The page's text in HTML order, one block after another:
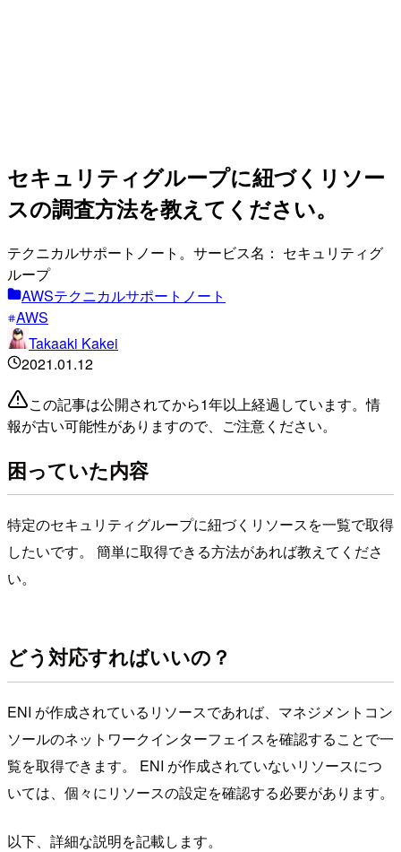
セキュリティグループに紐づくリソー
スの調査方法を教えてください。
テクニカルサポートノート。サービス名： セキュリティグ
ループ
AWSテクニカルサポートノート
AWS
Takaaki Kakei
2021.01.12
この記事は公開されてから1年以上経過しています。情
報が古い可能性がありますので、ご注意ください。
困っていた内容
特定のセキュリティグループに紐づくリソースを一覧で取得
したいです。 簡単に取得できる方法があれば教えてくださ
い。
どう対応すればいいの？
ENI が作成されているリソースであれば、マネジメントコン
ソールのネットワークインターフェイスを確認することで一
覧を取得できます。 ENI が作成されていないリソースにつ
いては、個々にリソースの設定を確認する必要があります。
以下、詳細な説明を記載します。